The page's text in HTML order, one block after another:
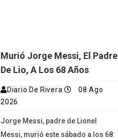
Murió Jorge Messi, El Padre
De Lio, A Los 68 Años
Diario De Rivera
08 Ago
2026
Jorge Messi, padre de Lionel
Messi, murió este sábado a los 68